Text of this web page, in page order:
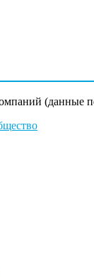
(данные